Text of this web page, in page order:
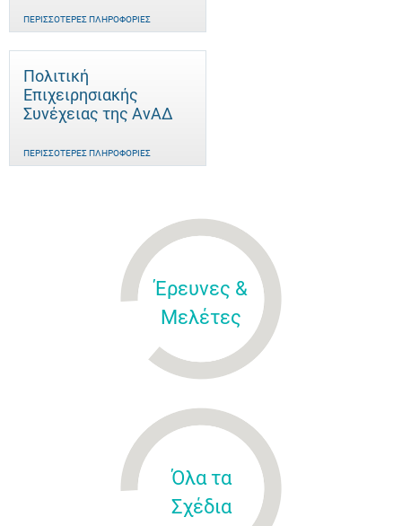
ΠΕΡΙΣΣΌΤΕΡΕΣ ΠΛΗΡΟΦΟΡΊΕΣ
Πολιτική
Επιχειρησιακής
Συνέχειας της ΑνΑΔ
ΠΕΡΙΣΣΌΤΕΡΕΣ ΠΛΗΡΟΦΟΡΊΕΣ
Έρευνες &
Μελέτες
Όλα τα
Σχέδια